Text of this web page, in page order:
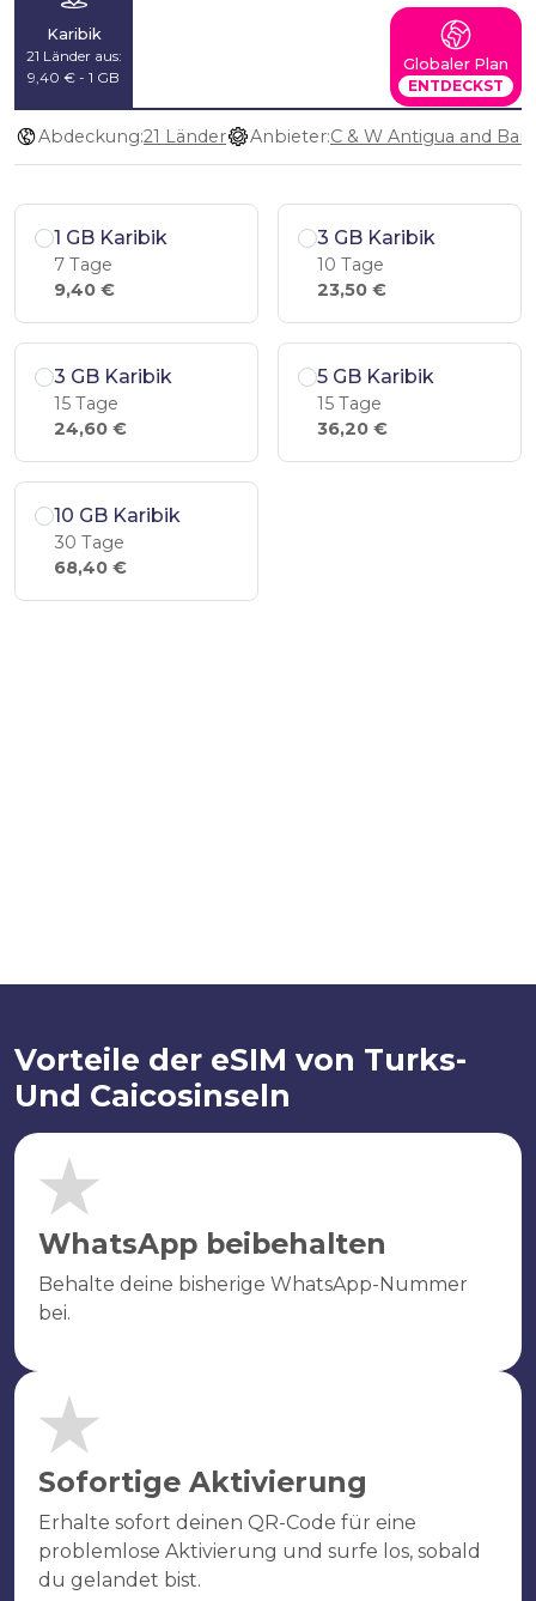
Karibik
21 Länder aus:
9,40 € - 1 GB
Globaler Plan
ENTDECKST
Abdeckung:21 Länder Anbieter:
1 GB Karibik
7 Tage
9,40 €
3 GB Karibik
10 Tage
23,50 €
3 GB Karibik
15 Tage
24,60 €
5 GB Karibik
15 Tage
36,20 €
10 GB Karibik
30 Tage
68,40 €
Vorteile der eSIM von Turks-
Und Caicosinseln
WhatsApp beibehalten
Behalte deine bisherige WhatsApp-Nummer
bei.
Sofortige Aktivierung
Erhalte sofort deinen QR-Code für eine
problemlose Aktivierung und surfe los, sobald
du gelandet bist.